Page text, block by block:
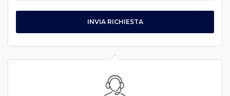
INVIA RICHIESTA